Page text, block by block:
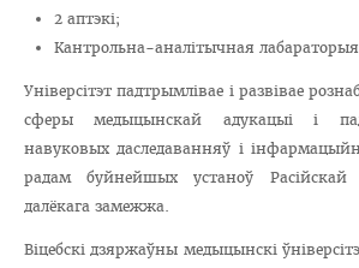
2 аптэкі;
Кантрольна-аналітычная
Універсітэт падтрымлівае і развівае
сферы медыцынскай адукацыі і
навуковых даследаванняў і
радам буйнейшых устаноў
далёкага замежжа.
Віцебскі дзяржаўны медыцынскі